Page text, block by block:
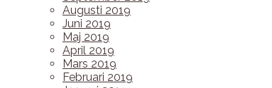
Augusti 2019
Juni 2019
Maj 2019
April 2019
Mars 2019
Februari 2019